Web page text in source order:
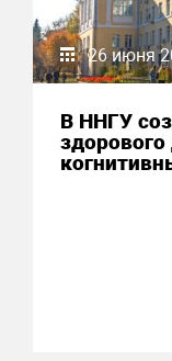
26 июня
В ННГУ
здорового